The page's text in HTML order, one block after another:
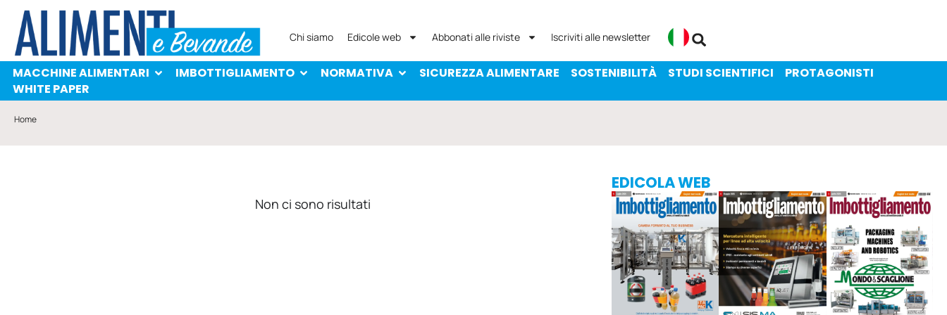
MACCHINE ALIMENTARI
PROTAGONISTI
WHITE PAPER
Chi siamo Edicole web Abbonati alle riviste Iscriviti alle newsletter
MACCHINE ALIMENTARI IMBOTTIGLIAMENTO NORMATIVA SICUREZZA ALIMENTARE SOSTENIBILITÀ STUDI SCIENTIFICI
PROTAGONISTI
WHITE PAPER
Home
Non ci sono risultati
EDICOLA WEB